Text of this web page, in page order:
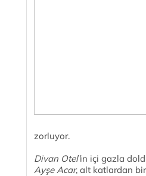
zorluyor.
Divan Otel’in içi gazla
Ayşe Acar, alt katlardan